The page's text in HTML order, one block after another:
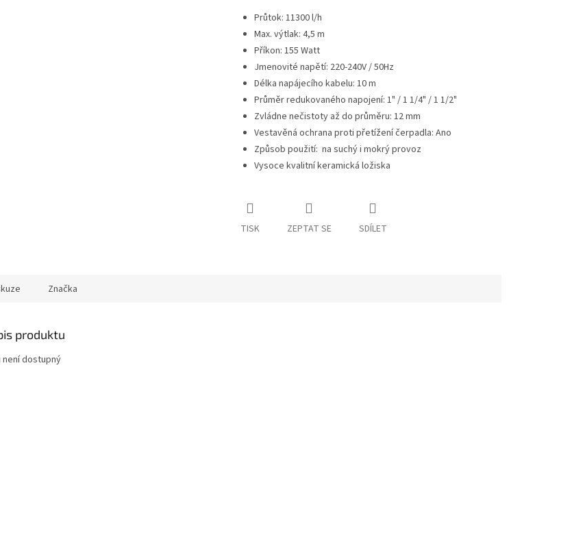
Průtok: 11300 l/h
Max. výtlak: 4,5 m
Příkon: 155 Watt
Jmenovité napětí: 220-240V / 50Hz
Délka napájecího kabelu: 10 m
Průměr redukovaného napojení: 1" / 1 1/4" / 1 1/2"
Zvládne nečistoty až do průměru: 12 mm
Vestavěná ochrana proti přetížení čerpadla: Ano
Způsob použití: na suchý i mokrý provoz
Vysoce kvalitní keramická ložiska
TISK ZEPTAT SE SDÍLET
Značka
produktu
dostupný